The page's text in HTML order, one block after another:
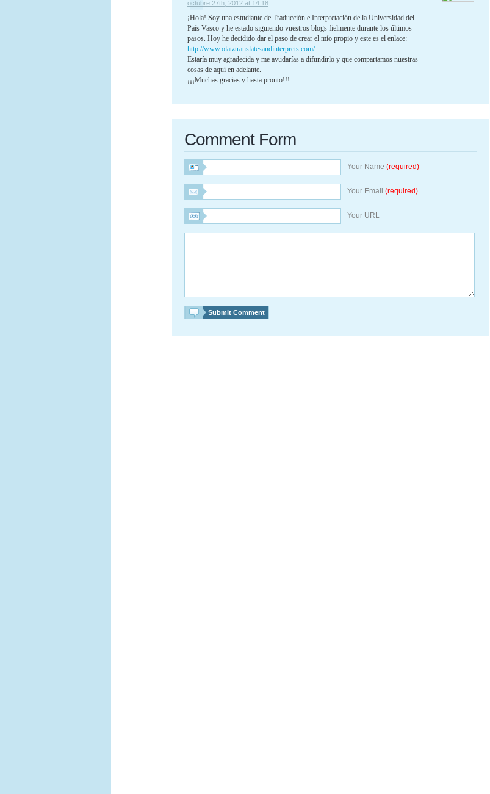
octubre 27th, 2012 at 14:18
¡Hola! Soy una estudiante de Traducción e Interpretación de la Universidad del
País Vasco y he estado siguiendo vuestros blogs fielmente durante los últimos
pasos. Hoy he decidido dar el paso de crear el mío propio y este es el enlace:
http://www.olatztranslatesandinterprets.com/
Estaría muy agradecida y me ayudarías a difundirlo y que compartamos nuestras
cosas de aquí en adelante.
¡¡¡Muchas gracias y hasta pronto!!!
Comment Form
Your Name (required)
Your Email (required)
Your URL